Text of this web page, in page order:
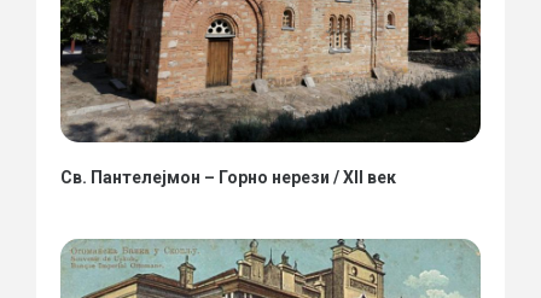
Св. Пантелејмон – Горно нерези / XII век